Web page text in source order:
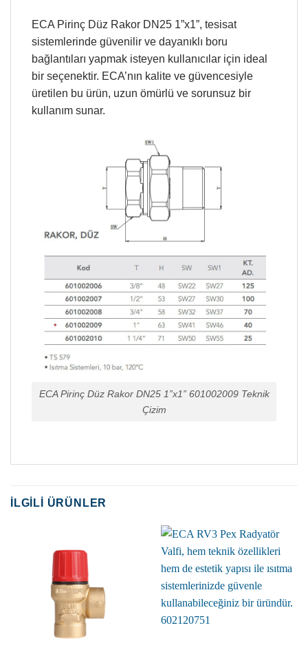
ECA Pirinç Düz Rakor DN25 1”x1”, tesisat
sistemlerinde güvenilir ve dayanıklı boru
bağlantıları yapmak isteyen kullanıcılar için ideal
bir seçenektir. ECA’nın kalite ve güvencesiyle
üretilen bu ürün, uzun ömürlü ve sorunsuz bir
kullanım sunar.
ECA Pirinç Düz Rakor DN25 1”x1” 601002009 Teknik
Çizim
İLGILI ÜRÜNLER